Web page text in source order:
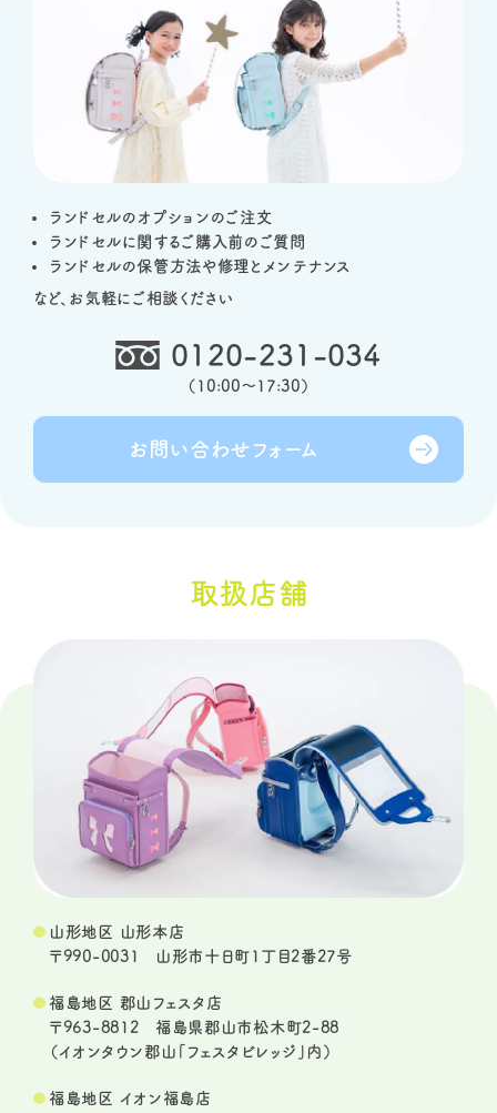
ランドセルのオプションのご注文
ランドセルに関するご購入前のご質問
ランドセルの保管方法や修理とメンテナンス
など、お気軽にご相談ください
0120-231-034
（ 10:00～17:30 ）
お問い合わせ フォーム
取扱店舗
山形地区 山形本店
〒990-0031 山形市十日町1丁目2番27号
福島地区 郡山フェスタ店
〒963-8812 福島県郡山市松木町2-88
（イオンタウン郡山「フェスタビレッジ」内）
福島地区 イオン福島店